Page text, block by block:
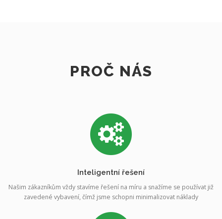
PROČ NÁS
Inteligentní řešení
Našim zákazníkům vždy stavíme řešení na míru a snažíme se používat již
zavedené vybavení, čímž jsme schopni minimalizovat náklady